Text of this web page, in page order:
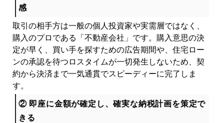
感
取引の相手方は一般の個人投資家や実需層ではなく、
購入のプロである「不動産会社」です。購入意思の決
定が早く、買い手を探すための広告期間や、住宅ロー
ンの承認を待つロスタイムが一切発生しないため、契
約から決済まで一気通貫でスピーディーに完了しま
す。
② 即座に金額が確定し、確実な納税計画を策定で
きる